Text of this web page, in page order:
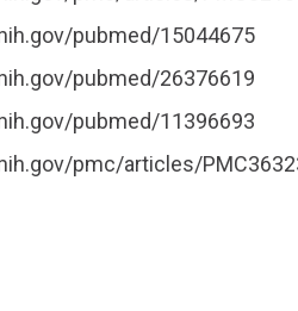
pubmed/15044675
pubmed/26376619
pubmed/11396693
pmc/articles/